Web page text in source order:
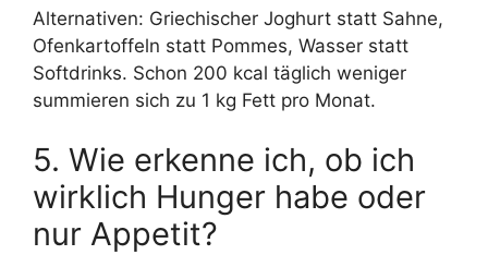
Alternativen: Griechischer Joghurt statt Sahne,
Ofenkartoffeln statt Pommes, Wasser statt
Softdrinks. Schon 200 kcal täglich weniger
summieren sich zu 1 kg Fett pro Monat.
5. Wie erkenne ich, ob ich
wirklich Hunger habe oder
nur Appetit?